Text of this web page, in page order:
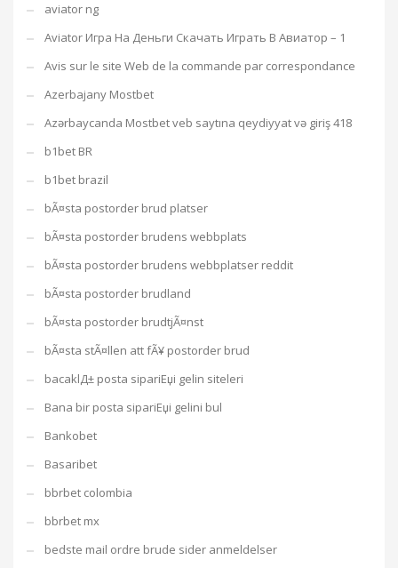
aviator ng
Aviator Игра На Деньги Скачать Играть В Авиатор – 1
Avis sur le site Web de la commande par correspondance
Azerbajany Mostbet
Azərbaycanda Mostbet veb saytına qeydiyyat və giriş 418
b1bet BR
b1bet brazil
bÃ¤sta postorder brud platser
bÃ¤sta postorder brudens webbplats
bÃ¤sta postorder brudens webbplatser reddit
bÃ¤sta postorder brudland
bÃ¤sta postorder brudtjÃ¤nst
bÃ¤sta stÃ¤llen att fÃ¥ postorder brud
bacaklД± posta sipariЕџi gelin siteleri
Bana bir posta sipariЕџi gelini bul
Bankobet
Basaribet
bbrbet colombia
bbrbet mx
bedste mail ordre brude sider anmeldelser